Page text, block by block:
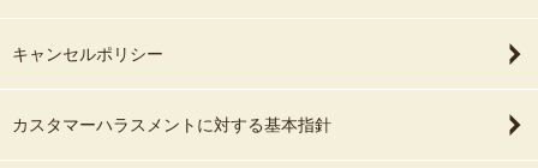
キャンセルポリシー
カスタマーハラスメントに対する基本指針